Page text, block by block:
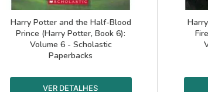
Harry Potter and the Half-Blood
Prince (Harry Potter, Book 6):
Volume 6 - Scholastic
Paperbacks